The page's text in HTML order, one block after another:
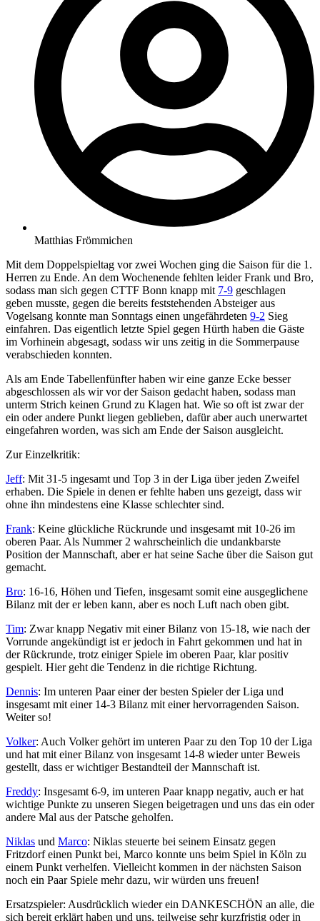
Matthias Frömmichen
Mit dem Doppelspieltag vor zwei Wochen ging die Saison für die 1.
Herren zu Ende. An dem Wochenende fehlten leider Frank und Bro,
sodass man sich gegen CTTF Bonn knapp mit 7-9 geschlagen
geben musste, gegen die bereits feststehenden Absteiger aus
Vogelsang konnte man Sonntags einen ungefährdeten 9-2 Sieg
einfahren. Das eigentlich letzte Spiel gegen Hürth haben die Gäste
im Vorhinein abgesagt, sodass wir uns zeitig in die Sommerpause
verabschieden konnten.
Als am Ende Tabellenfünfter haben wir eine ganze Ecke besser
abgeschlossen als wir vor der Saison gedacht haben, sodass man
unterm Strich keinen Grund zu Klagen hat. Wie so oft ist zwar der
ein oder andere Punkt liegen geblieben, dafür aber auch unerwartet
eingefahren worden, was sich am Ende der Saison ausgleicht.
Zur Einzelkritik:
Jeff: Mit 31-5 ingesamt und Top 3 in der Liga über jeden Zweifel
erhaben. Die Spiele in denen er fehlte haben uns gezeigt, dass wir
ohne ihn mindestens eine Klasse schlechter sind.
Frank: Keine glückliche Rückrunde und insgesamt mit 10-26 im
oberen Paar. Als Nummer 2 wahrscheinlich die undankbarste
Position der Mannschaft, aber er hat seine Sache über die Saison gut
gemacht.
Bro: 16-16, Höhen und Tiefen, insgesamt somit eine ausgeglichene
Bilanz mit der er leben kann, aber es noch Luft nach oben gibt.
Tim: Zwar knapp Negativ mit einer Bilanz von 15-18, wie nach der
Vorrunde angekündigt ist er jedoch in Fahrt gekommen und hat in
der Rückrunde, trotz einiger Spiele im oberen Paar, klar positiv
gespielt. Hier geht die Tendenz in die richtige Richtung.
Dennis: Im unteren Paar einer der besten Spieler der Liga und
insgesamt mit einer 14-3 Bilanz mit einer hervorragenden Saison.
Weiter so!
Volker: Auch Volker gehört im unteren Paar zu den Top 10 der Liga
und hat mit einer Bilanz von insgesamt 14-8 wieder unter Beweis
gestellt, dass er wichtiger Bestandteil der Mannschaft ist.
Freddy: Insgesamt 6-9, im unteren Paar knapp negativ, auch er hat
wichtige Punkte zu unseren Siegen beigetragen und uns das ein oder
andere Mal aus der Patsche geholfen.
Niklas und Marco: Niklas steuerte bei seinem Einsatz gegen
Fritzdorf einen Punkt bei, Marco konnte uns beim Spiel in Köln zu
einem Punkt verhelfen. Vielleicht kommen in der nächsten Saison
noch ein Paar Spiele mehr dazu, wir würden uns freuen!
Ersatzspieler: Ausdrücklich wieder ein DANKESCHÖN an alle, die
sich bereit erklärt haben und uns, teilweise sehr kurzfristig oder in